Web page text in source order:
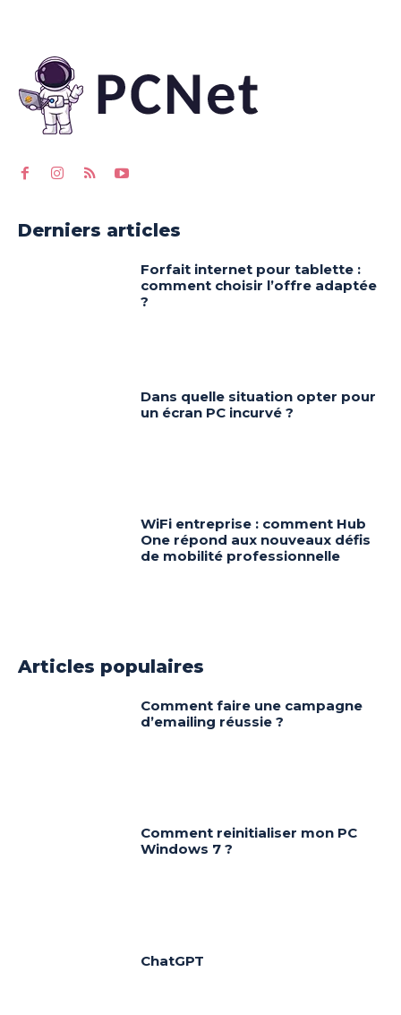
Derniers articles
Forfait internet pour tablette :
comment choisir l’offre adaptée
?
Dans quelle situation opter pour
un écran PC incurvé ?
WiFi entreprise : comment Hub
One répond aux nouveaux défis
de mobilité professionnelle
Articles populaires
Comment faire une campagne
d’emailing réussie ?
Comment reinitialiser mon PC
Windows 7 ?
ChatGPT